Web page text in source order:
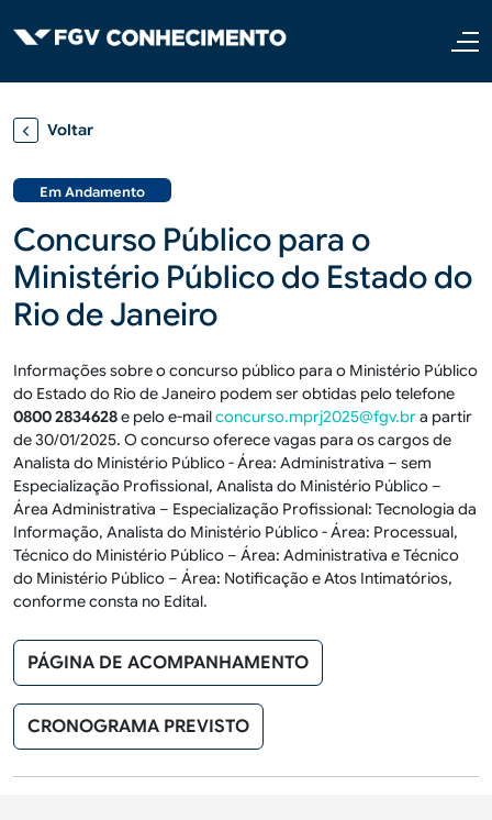
Voltar
Em Andamento
Concurso Público para o
Ministério Público do Estado do
Rio de Janeiro
Informações sobre o concurso público para o Ministério Público
do Estado do Rio de Janeiro podem ser obtidas pelo telefone
0800 2834628e pelo e-mailconcurso.mprj2025@fgv.bra partir
de 30/01/2025. O concurso oferece vagas para os cargos de
Analista do Ministério Público - Área: Administrativa – sem
Especialização Profissional, Analista do Ministério Público –
Área Administrativa – Especialização Profissional: Tecnologia da
Informação, Analista do Ministério Público - Área: Processual,
Técnico do Ministério Público – Área: Administrativa e Técnico
do Ministério Público – Área: Notificação e Atos Intimatórios,
conforme consta no Edital.
PÁGINA DE ACOMPANHAMENTO
CRONOGRAMA PREVISTO